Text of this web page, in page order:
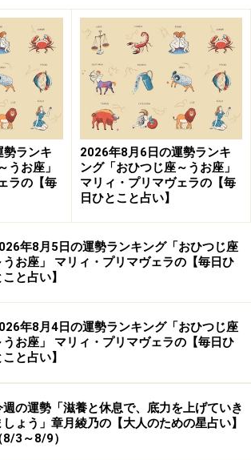
ランキ
うお座」
ラの【毎
2026年8月6日の運勢ランキ
ング「おひつじ座～うお座」
マリィ・プリマヴェラの【毎
日ひとこと占い】
年8月5日の運勢ランキング「おひつじ座
うお座」 マリィ・プリマヴェラの【毎日ひ
こと占い】
年8月4日の運勢ランキング「おひつじ座
うお座」 マリィ・プリマヴェラの【毎日ひ
こと占い】
週の運勢「滋養と休息で、底力を上げていき
しょう」章月綾乃の【大人のための星占い】
8/3～8/9）